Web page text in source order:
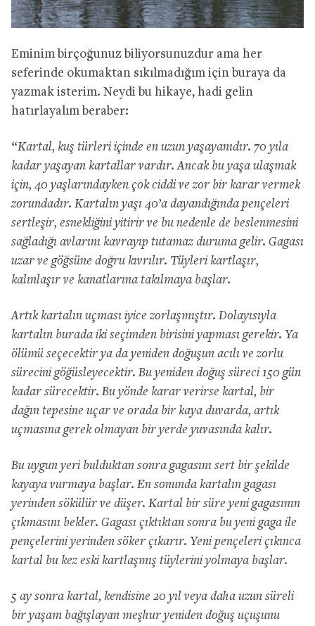
Eminim birçoğunuz biliyorsunuzdur ama her
seferinde okumaktan sıkılmadığım için buraya da
yazmak isterim. Neydi bu hikaye, hadi gelin
hatırlayalım beraber:
“Kartal, kuş türleri içinde en uzun yaşayanıdır. 70 yıla
kadar yaşayan kartallar vardır. Ancak bu yaşa ulaşmak
için, 40 yaşlarındayken çok ciddi ve zor bir karar vermek
zorundadır. Kartalın yaşı 40’a dayandığında pençeleri
sertleşir, esnekliğini yitirir ve bu nedenle de beslenmesini
sağladığı avlarını kavrayıp tutamaz duruma gelir. Gagası
uzar ve göğsüne doğru kıvrılır. Tüyleri kartlaşır,
kalınlaşır ve kanatlarına takılmaya başlar.
Artık kartalın uçması iyice zorlaşmıştır. Dolayısıyla
kartalın burada iki seçimden birisini yapması gerekir. Ya
ölümü seçecektir ya da yeniden doğuşun acılı ve zorlu
sürecini göğüsleyecektir. Bu yeniden doğuş süreci 150 gün
kadar sürecektir. Bu yönde karar verirse kartal, bir
dağın tepesine uçar ve orada bir kaya duvarda, artık
uçmasına gerek olmayan bir yerde yuvasında kalır.
Bu uygun yeri bulduktan sonra gagasını sert bir şekilde
kayaya vurmaya başlar. En sonunda kartalın gagası
yerinden sökülür ve düşer. Kartal bir süre yeni gagasının
çıkmasını bekler. Gagası çıktıktan sonra bu yeni gaga ile
pençelerini yerinden söker çıkarır. Yeni pençeleri çıkınca
kartal bu kez eski kartlaşmış tüylerini yolmaya başlar.
5 ay sonra kartal, kendisine 20 yıl veya daha uzun süreli
bir yaşam bağışlayan meşhur yeniden doğuş uçuşunu